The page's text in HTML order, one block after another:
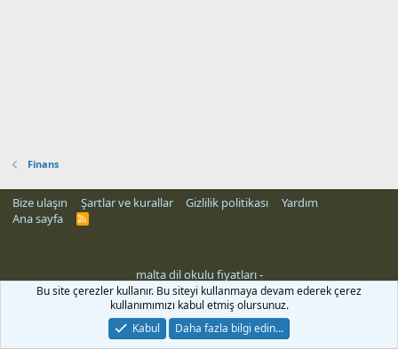
Finans
Bize ulaşın Şartlar ve kurallar Gizlilik politikası
Yardım
Ana sayfa
R
malta dil okulu fiyatları-
Bu site çerezler kullanır. Bu siteyi kullanmaya devam ederek çerez
kullanımımızı kabul etmiş olursunuz.
Kabul
Daha fazla bilgi edin…